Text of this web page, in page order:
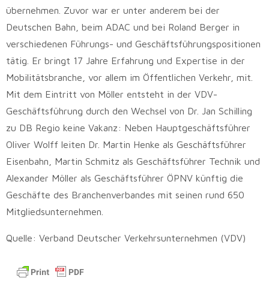
übernehmen. Zuvor war er unter anderem bei der
Deutschen Bahn, beim ADAC und bei Roland Berger in
verschiedenen Führungs- und Geschäftsführungspositionen
tätig. Er bringt 17 Jahre Erfahrung und Expertise in der
Mobilitätsbranche, vor allem im Öffentlichen Verkehr, mit.
Mit dem Eintritt von Möller entsteht in der VDV-
Geschäftsführung durch den Wechsel von Dr. Jan Schilling
zu DB Regio keine Vakanz: Neben Hauptgeschäftsführer
Oliver Wolff leiten Dr. Martin Henke als Geschäftsführer
Eisenbahn, Martin Schmitz als Geschäftsführer Technik und
Alexander Möller als Geschäftsführer ÖPNV künftig die
Geschäfte des Branchenverbandes mit seinen rund 650
Mitgliedsunternehmen.
Quelle: Verband Deutscher Verkehrsunternehmen (VDV)